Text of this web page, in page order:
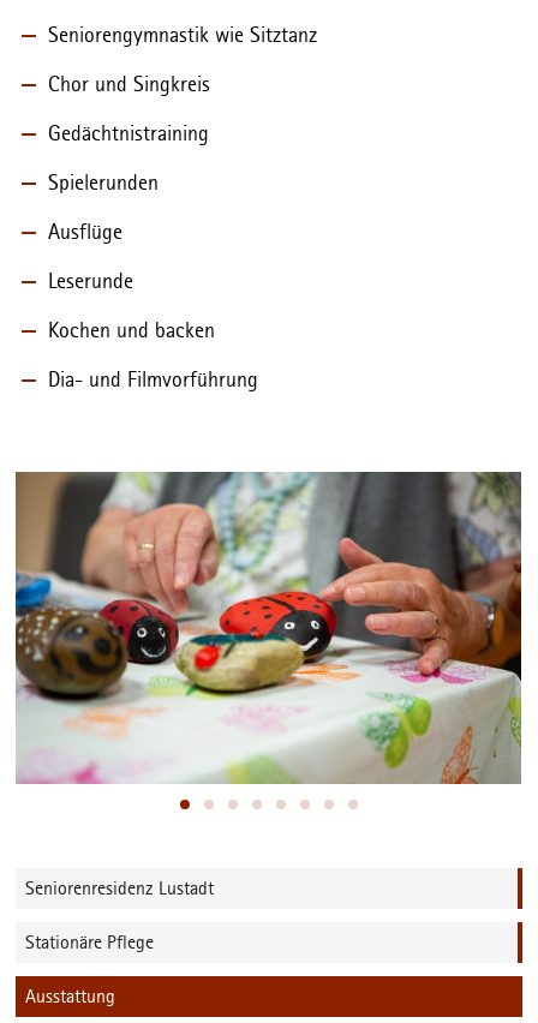
Seniorengymnastik wie Sitztanz
Chor und Singkreis
Gedächtnistraining
Spielerunden
Ausflüge
Leserunde
Kochen und backen
Dia- und Filmvorführung
Seniorenresidenz Lustadt
Stationäre Pflege
Ausstattung